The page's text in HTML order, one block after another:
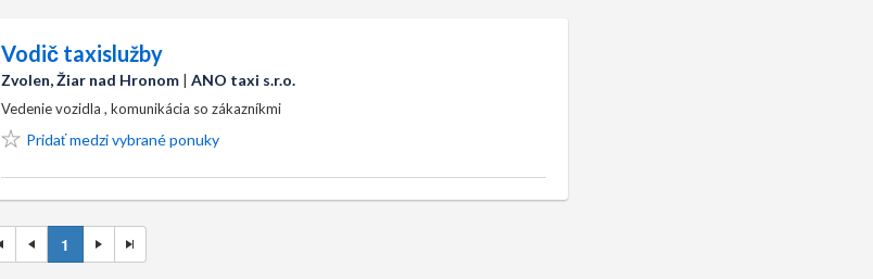
Vodič taxislužby
Zvolen, Žiar nad Hronom |ANO taxi s.r.o.
Vedenie vozidla , komunikácia so zákazníkmi
Pridať medzi vybrané ponuky
1